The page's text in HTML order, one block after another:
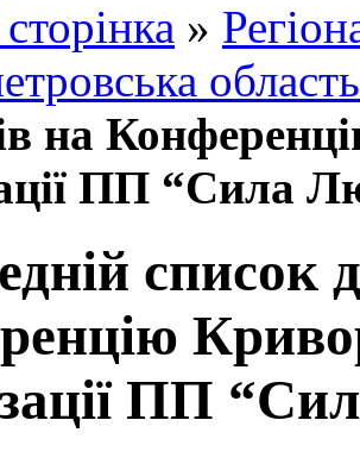
»
область
на
ПП “Сила
список
ПП